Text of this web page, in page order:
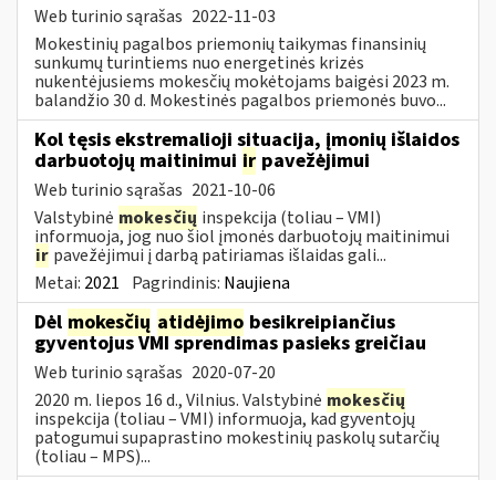
Web turinio sąrašas 2022-11-03
Mokestinių pagalbos priemonių taikymas finansinių
sunkumų turintiems nuo energetinės krizės
nukentėjusiems mokesčių mokėtojams baigėsi 2023 m.
balandžio 30 d. Mokestinės pagalbos priemonės buvo...
Kol tęsis ekstremalioji situacija, įmonių išlaidos
darbuotojų maitinimui ir pavežėjimui
Web turinio sąrašas 2021-10-06
Valstybinė mokesčių inspekcija (toliau – VMI)
informuoja, jog nuo šiol įmonės darbuotojų maitinimui
ir pavežėjimui į darbą patiriamas išlaidas gali...
Metai: 2021 Pagrindinis: Naujiena
Dėl mokesčių atidėjimo besikreipiančius
gyventojus VMI sprendimas pasieks greičiau
Web turinio sąrašas 2020-07-20
2020 m. liepos 16 d., Vilnius. Valstybinė mokesčių
inspekcija (toliau – VMI) informuoja, kad gyventojų
patogumui supaprastino mokestinių paskolų sutarčių
(toliau – MPS)...